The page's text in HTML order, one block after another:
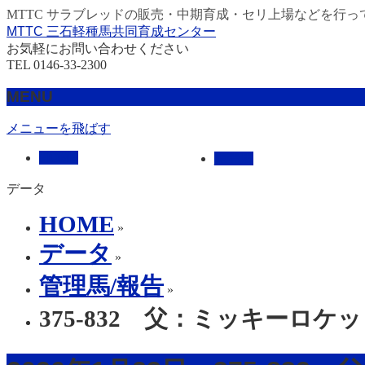
MTTC サラブレッドの販売・中期育成・セリ上場などを行っ
MTTC 三石軽種馬共同育成センター
お気軽にお問い合わせください
TEL 0146-33-2300
MENU
メニューを飛ばす
データ
HOME »
データ »
管理馬/報告 »
375-832 父：ミッキーロケ